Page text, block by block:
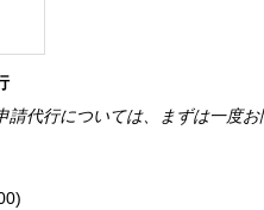
請代行については、まずは一度
)